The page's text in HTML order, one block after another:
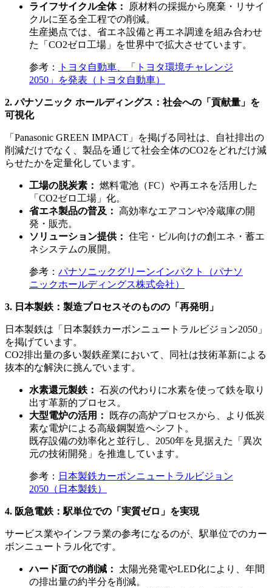
ライフサイクル全体：
原材料の採掘から廃棄・リサイ
クルに至る全工程での削減。
生産拠点では、省エネ設備と再エネ調達を組み合わせ
た「CO2ゼロ工場」を世界中で拡大させています。
参考：
トヨタ自動車、「トヨタ環境チャレンジ
2050」を発表（トヨタ自動車）
2. パナソニック ホールディングス：社会への「貢献量」を
可視化
「Panasonic GREEN IMPACT」を掲げる同社は、自社排出の
削減だけでなく、製品を通じて社会全体のCO2をどれだけ減
らせたかを定量化しています。
工場の脱炭素： 燃料電池（FC）や再エネを活用した
「CO2ゼロ工場」化。
省エネ製品の普及： 高効率なエアコンや冷蔵庫の開
発・販売。
ソリューション提供： 住宅・ビル向けの創エネ・蓄エ
ネシステムの展開。
参考： パナソニックグリーンインパクト（パナソ
ニックホールディングス株式会社）
3. 日本製鉄：製造プロセスそのものの「再発明」
日本製鉄は「日本製鉄カーボンニュートラルビジョン2050」
を掲げています。
CO2排出量の多い製鉄産業において、同社は技術革新による
抜本的な解決に挑んでいます。
水素還元製鉄： 石炭の代わりに水素を使って鉄を取り
出す革新的プロセス。
大型電炉の活用：
既存の高炉プロセスから、より低炭
素な電炉による高級鋼製造へシフト。
既存設備の効率化と並行し、2050年を見据えた「異次
元の技術開発」を推進しています。
参考： 日本製鉄カーボンニュートラルビジョン
2050（日本製鉄）
4. 阪急電鉄：駅単位での「実質ゼロ」を実現
サービス業やインフラ業の参考になるのが、駅単位でのカー
ボンニュートラル化です。
ハード面での削減：
太陽光発電やLED化により、年間
の排出量の約半分を削減。